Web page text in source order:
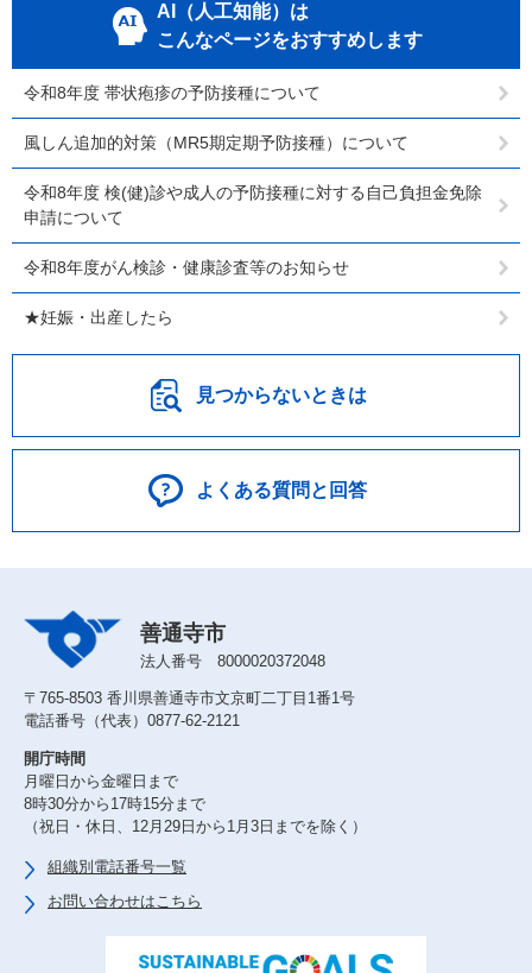
AI（人工知能）は
こんなページをおすすめします
令和8年度 帯状疱疹の予防接種について
風しん追加的対策（MR5期定期予防接種）について
令和8年度 検(健)診や成人の予防接種に対する自己負担金免除
申請について
令和8年度がん検診・健康診査等のお知らせ
★妊娠・出産したら
見つからないときは
よくある質問と回答
善通寺市
法人番号 8000020372048
〒765-8503 香川県善通寺市文京町二丁目1番1号
電話番号（代表）0877-62-2121
開庁時間
月曜日から金曜日まで
8時30分から17時15分まで
（祝日・休日、12月29日から1月3日までを除く）
組織別電話番号一覧
お問い合わせはこちら